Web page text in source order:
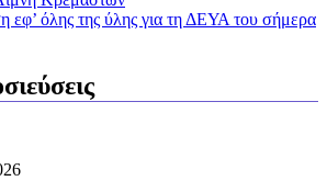
εφ’ όλης της ύλης για τη ΔΕΥΑ του σήμερα